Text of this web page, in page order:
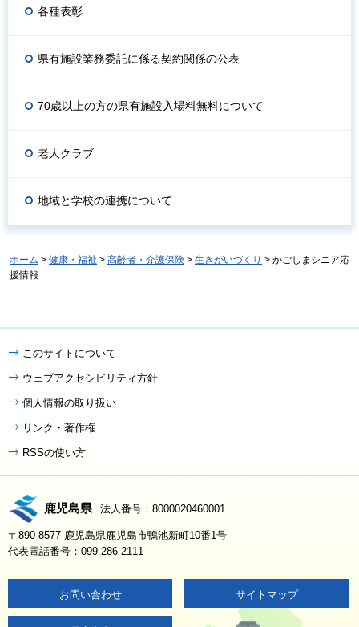
各種表彰
県有施設業務委託に係る契約関係の公表
70歳以上の方の県有施設入場料無料について
老人クラブ
地域と学校の連携について
ホーム > 健康・福祉 > 高齢者・介護保険 > 生きがいづくり > かごしまシニア応
援情報
このサイトについて
ウェブアクセシビリティ方針
個人情報の取り扱い
リンク・著作権
RSSの使い方
鹿児島県 法人番号：8000020460001
〒890-8577 鹿児島県鹿児島市鴨池新町10番1号
代表電話番号：099-286-2111
お問い合わせ サイトマップ